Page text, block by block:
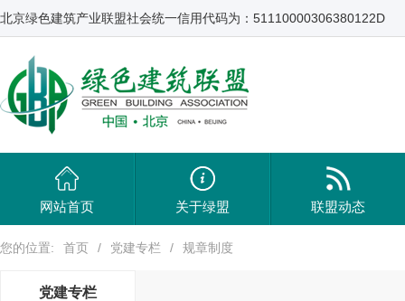
北京绿色建筑产业联盟社会统一信用代码为：51110000306380122D
网站首页 关于绿盟 联盟动态
您的位置: 首页 / 党建专栏 / 规章制度
党建专栏